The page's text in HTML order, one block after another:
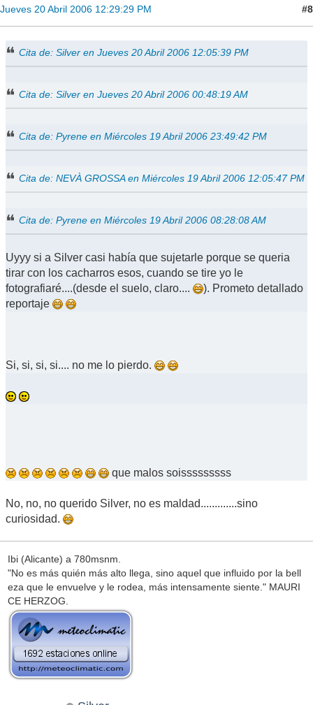
Jueves 20 Abril 2006 12:29:29 PM #8
Cita de: Silver en Jueves 20 Abril 2006 12:05:39 PM
Cita de: Silver en Jueves 20 Abril 2006 00:48:19 AM
Cita de: Pyrene en Miércoles 19 Abril 2006 23:49:42 PM
Cita de: NEVÀ GROSSA en Miércoles 19 Abril 2006 12:05:47 PM
Cita de: Pyrene en Miércoles 19 Abril 2006 08:28:08 AM
Uyyy si a Silver casi había que sujetarle porque se queria
tirar con los cacharros esos, cuando se tire yo le
fotografiaré....(desde el suelo, claro....
). Prometo detallado
reportaje
Si, si, si, si.... no me lo pierdo.
que malos soisssssssss
No, no, no querido Silver, no es maldad.............sino
curiosidad.
Ibi (Alicante) a 780msnm.
"No es más quién más alto llega, sino aquel que influido por la bell
eza que le envuelve y le rodea, más intensamente siente." MAURI
CE HERZOG.